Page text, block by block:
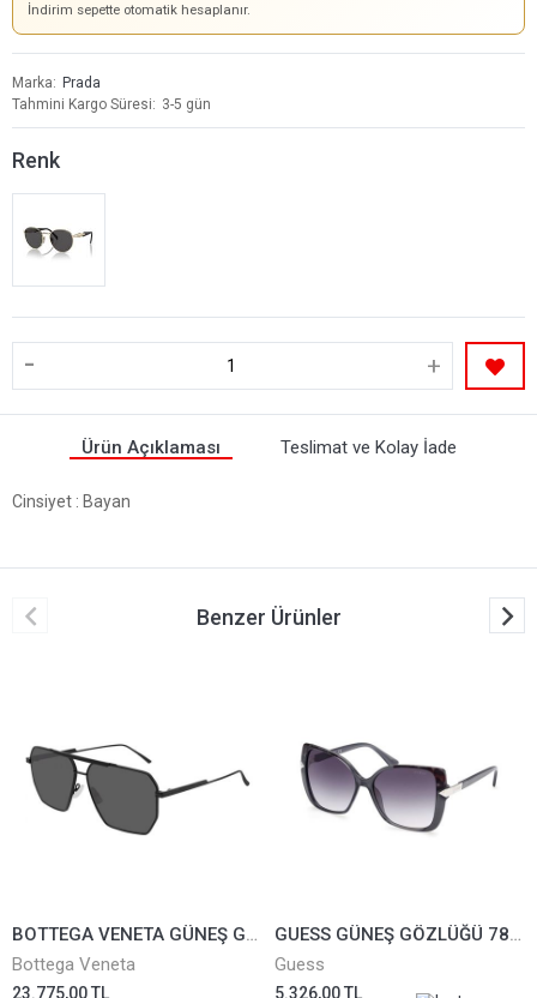
İndirim sepette otomatik hesaplanır.
Marka
Prada
Tahmini Kargo Süresi
3-5 gün
Renk
- +
Ürün Açıklaması Teslimat ve Kolay İade
Cinsiyet : Bayan
Benzer Ürünler
BOTTEGA VENETA GÜNEŞ GÖZLÜĞÜ BV1012S-001
Bottega Veneta
23.775,00 TL
GUESS GÜNEŞ GÖZLÜĞÜ 7820-20B
Guess
5.326,00 TL